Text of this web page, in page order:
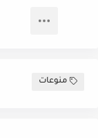
منوعات